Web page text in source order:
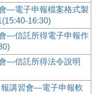
—電子申報檔案格式製
16:30)
—信託所得電子申報作
—信託所得法令說明
講習會—電子申報軟